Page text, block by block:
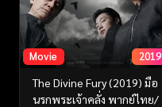
Movie 2019
The Divine Fury (2019) มือ
นรกพระเจ้าคลั่ง พากย์ไทย/